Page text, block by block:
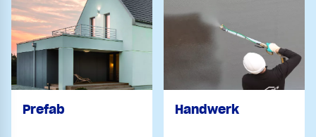
Prefab Handwerk